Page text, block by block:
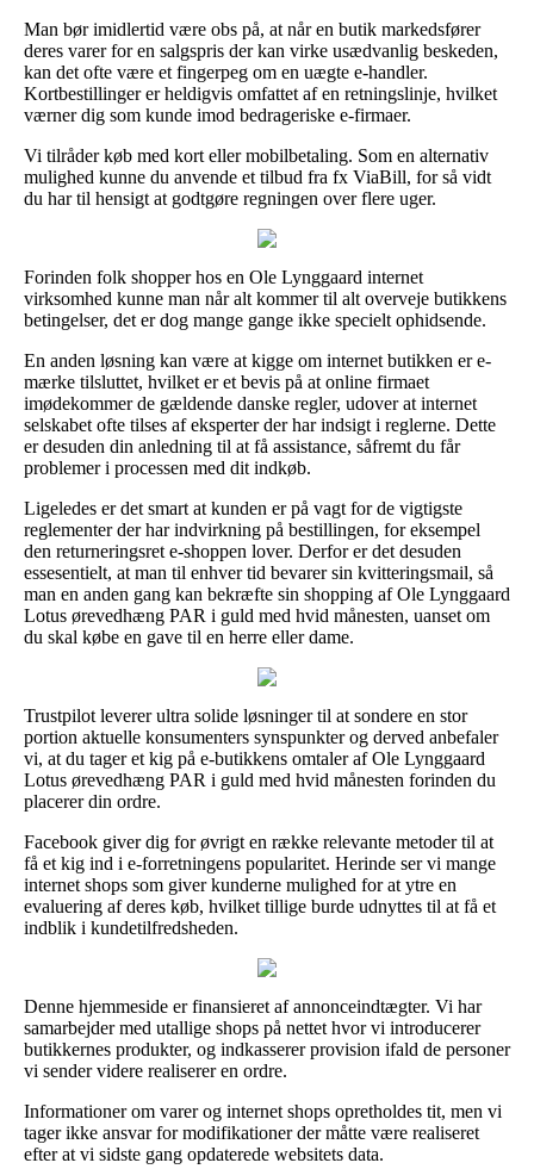
Man bør imidlertid være obs på, at når en butik markedsfører
deres varer for en salgspris der kan virke usædvanlig beskeden,
kan det ofte være et fingerpeg om en uægte e-handler.
Kortbestillinger er heldigvis omfattet af en retningslinje, hvilket
værner dig som kunde imod bedrageriske e-firmaer.
Vi tilråder køb med kort eller mobilbetaling. Som en alternativ
mulighed kunne du anvende et tilbud fra fx ViaBill, for så vidt
du har til hensigt at godtgøre regningen over flere uger.
Forinden folk shopper hos en Ole Lynggaard internet
virksomhed kunne man når alt kommer til alt overveje butikkens
betingelser, det er dog mange gange ikke specielt ophidsende.
En anden løsning kan være at kigge om internet butikken er e-
mærke tilsluttet, hvilket er et bevis på at online firmaet
imødekommer de gældende danske regler, udover at internet
selskabet ofte tilses af eksperter der har indsigt i reglerne. Dette
er desuden din anledning til at få assistance, såfremt du får
problemer i processen med dit indkøb.
Ligeledes er det smart at kunden er på vagt for de vigtigste
reglementer der har indvirkning på bestillingen, for eksempel
den returneringsret e-shoppen lover. Derfor er det desuden
essesentielt, at man til enhver tid bevarer sin kvitteringsmail, så
man en anden gang kan bekræfte sin shopping af Ole Lynggaard
Lotus ørevedhæng PAR i guld med hvid månesten, uanset om
du skal købe en gave til en herre eller dame.
Trustpilot leverer ultra solide løsninger til at sondere en stor
portion aktuelle konsumenters synspunkter og derved anbefaler
vi, at du tager et kig på e-butikkens omtaler af Ole Lynggaard
Lotus ørevedhæng PAR i guld med hvid månesten forinden du
placerer din ordre.
Facebook giver dig for øvrigt en række relevante metoder til at
få et kig ind i e-forretningens popularitet. Herinde ser vi mange
internet shops som giver kunderne mulighed for at ytre en
evaluering af deres køb, hvilket tillige burde udnyttes til at få et
indblik i kundetilfredsheden.
Denne hjemmeside er finansieret af annonceindtægter. Vi har
samarbejder med utallige shops på nettet hvor vi introducerer
butikkernes produkter, og indkasserer provision ifald de personer
vi sender videre realiserer en ordre.
Informationer om varer og internet shops opretholdes tit, men vi
tager ikke ansvar for modifikationer der måtte være realiseret
efter at vi sidste gang opdaterede websitets data.